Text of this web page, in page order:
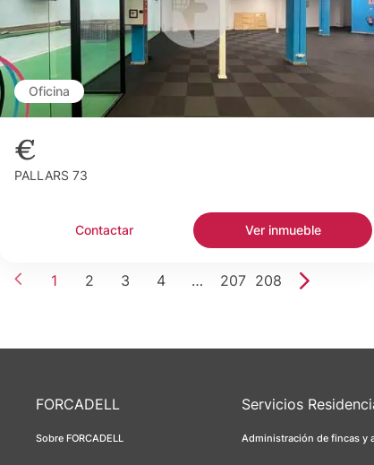
Oficina
€
PALLARS 73
Contactar Ver inmueble
1 2 3 4 … 207 208
FORCADELL
Sobre FORCADELL
Servicios
Administración de fincas y